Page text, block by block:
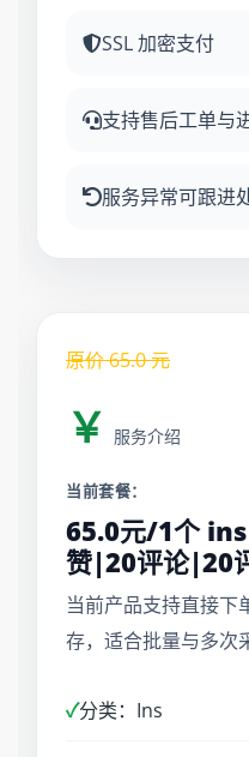
SSL 加密支付
支持售后工单与
服务异常可跟进
原价65.0元
￥ 服务介绍
当前套餐：
65.0元/1个
赞|20评论|20
当前产品支持直接下
存，适合批量与多次
✓分类：Ins